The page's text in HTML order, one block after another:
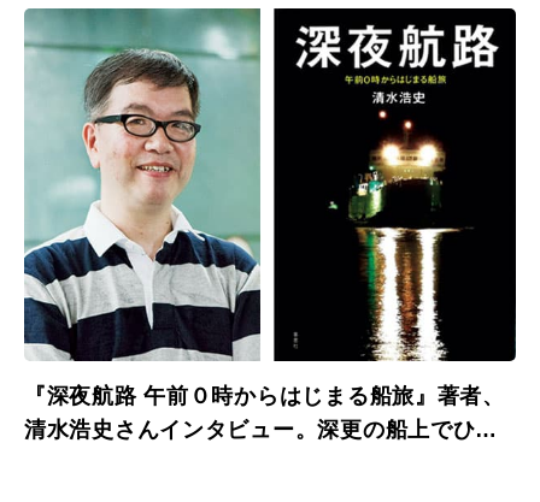
『深夜航路 午前０時からはじまる船旅』著者、
清水浩史さんインタビュー。深更の船上でひと